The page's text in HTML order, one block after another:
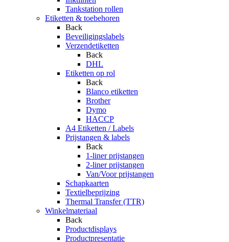
Tankstation rollen
Etiketten & toebehoren
Back
Beveiligingslabels
Verzendetiketten
Back
DHL
Etiketten op rol
Back
Blanco etiketten
Brother
Dymo
HACCP
A4 Etiketten / Labels
Prijstangen & labels
Back
1-liner prijstangen
2-liner prijstangen
Van/Voor prijstangen
Schapkaarten
Textielbeprijzing
Thermal Transfer (TTR)
Winkelmateriaal
Back
Productdisplays
Productpresentatie